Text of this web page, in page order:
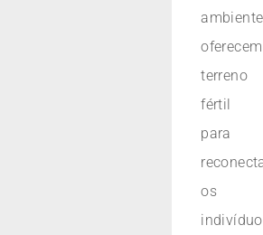
oferecem
terreno
fértil
para
os